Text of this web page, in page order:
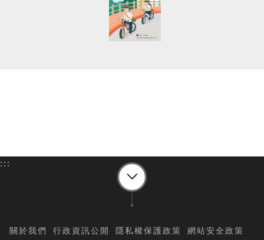
:::
關於我們 行政資訊公開 隱私權保護政策 網站安全政策